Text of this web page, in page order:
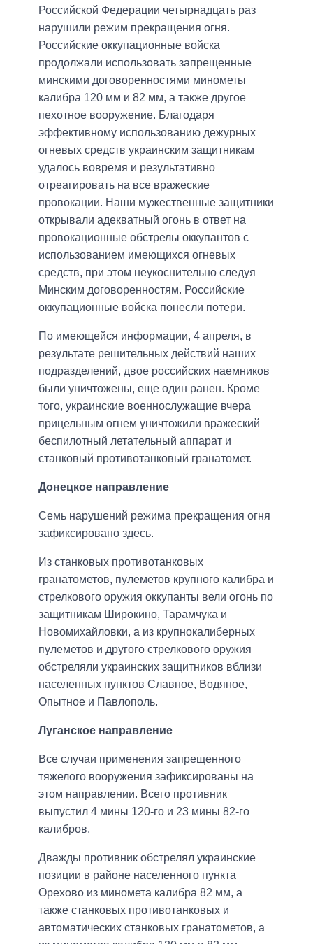
Российской Федерации четырнадцать раз
нарушили режим прекращения огня.
Российские оккупационные войска
продолжали использовать запрещенные
минскими договоренностями минометы
калибра 120 мм и 82 мм, а также другое
пехотное вооружение. Благодаря
эффективному использованию дежурных
огневых средств украинским защитникам
удалось вовремя и результативно
отреагировать на все вражеские
провокации. Наши мужественные защитники
открывали адекватный огонь в ответ на
провокационные обстрелы оккупантов с
использованием имеющихся огневых
средств, при этом неукоснительно следуя
Минским договоренностям. Российские
оккупационные войска понесли потери.
По имеющейся информации, 4 апреля, в
результате решительных действий наших
подразделений, двое российских наемников
были уничтожены, еще один ранен. Кроме
того, украинские военнослужащие вчера
прицельным огнем уничтожили вражеский
беспилотный летательный аппарат и
станковый противотанковый гранатомет.
Донецкое направление
Семь нарушений режима прекращения огня
зафиксировано здесь.
Из станковых противотанковых
гранатометов, пулеметов крупного калибра и
стрелкового оружия оккупанты вели огонь по
защитникам Широкино, Тарамчука и
Новомихайловки, а из крупнокалиберных
пулеметов и другого стрелкового оружия
обстреляли украинских защитников вблизи
населенных пунктов Славное, Водяное,
Опытное и Павлополь.
Луганское направление
Все случаи применения запрещенного
тяжелого вооружения зафиксированы на
этом направлении. Всего противник
выпустил 4 мины 120-го и 23 мины 82-го
калибров.
Дважды противник обстрелял украинские
позиции в районе населенного пункта
Орехово из миномета калибра 82 мм, а
также станковых противотанковых и
автоматических станковых гранатометов, а